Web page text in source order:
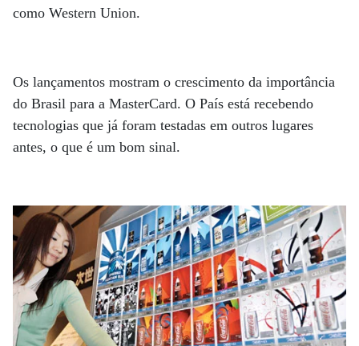
como Western Union.
Os lançamentos mostram o crescimento da importância
do Brasil para a MasterCard. O País está recebendo
tecnologias que já foram testadas em outros lugares
antes, o que é um bom sinal.